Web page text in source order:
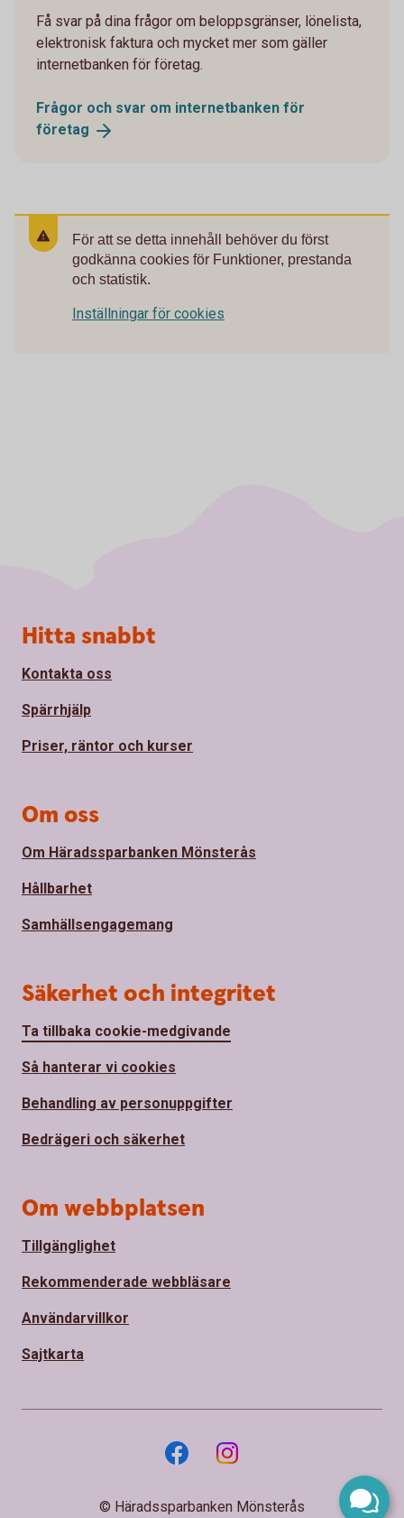
Få svar på dina frågor om beloppsgränser, lönelista,
elektronisk faktura och mycket mer som gäller
internetbanken för företag.
Frågor och svar om internetbanken för
företag
För att se detta innehåll behöver du först
godkänna cookies för Funktioner, prestanda
och statistik.
Inställningar för cookies
Sidfot
Hitta snabbt
Kontakta oss
Spärrhjälp
Priser, räntor och kurser
Om oss
Om Häradssparbanken Mönsterås
Hållbarhet
Samhällsengagemang
Säkerhet och integritet
Ta tillbaka cookie-medgivande
Så hanterar vi cookies
Behandling av personuppgifter
Bedrägeri och säkerhet
Om webbplatsen
Tillgänglighet
Rekommenderade webbläsare
Användarvillkor
Sajtkarta
© Häradssparbanken Mönsterås